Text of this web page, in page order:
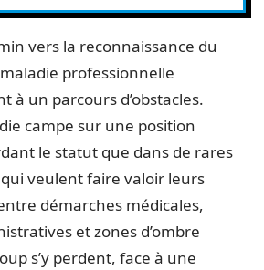
vers la reconnaissance du
professionnelle
à un parcours d’obstacles.
campe sur une position
le statut que dans de rares
veulent faire valoir leurs
démarches médicales,
et zones d’ombre
s’y perdent, face à une